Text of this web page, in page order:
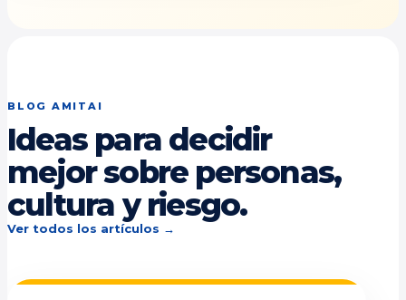
BLOG AMITAI
Ideas para decidir
mejor sobre personas,
cultura y riesgo.
Ver todos los artículos →